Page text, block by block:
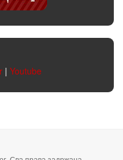
| Youtube